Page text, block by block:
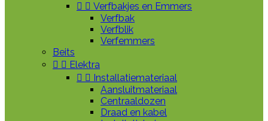
  Verfbakjes en Emmers
Verfbak
Verfblik
Verfemmers
Beits
  Elektra
  Installatiemateriaal
Aansluitmateriaal
Centraaldozen
Draad en kabel